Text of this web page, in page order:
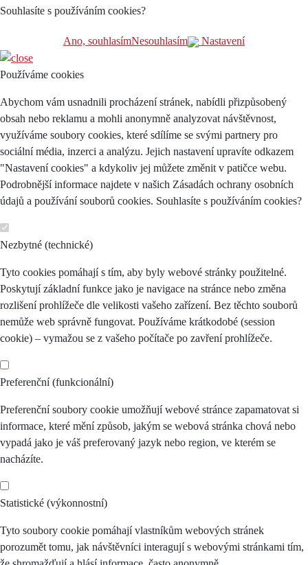
Souhlasíte s používáním cookies?
Ano, souhlasímNesouhlasím Nastavení
Používáme cookies
Abychom vám usnadnili procházení stránek, nabídli přizpůsobený
obsah nebo reklamu a mohli anonymně analyzovat návštěvnost,
využíváme soubory cookies, které sdílíme se svými partnery pro
sociální média, inzerci a analýzu. Jejich nastavení upravíte odkazem
"Nastavení cookies" a kdykoliv jej můžete změnit v patičce webu.
Podrobnější informace najdete v našich Zásadách ochrany osobních
údajů a používání souborů cookies. Souhlasíte s používáním cookies?
Nezbytné (technické)
Tyto cookies pomáhají s tím, aby byly webové stránky použitelné.
Poskytují základní funkce jako je navigace na stránce nebo změna
rozlišení prohlížeče dle velikosti vašeho zařízení. Bez těchto souborů
nemůže web správně fungovat. Používáme krátkodobé (session
cookie) – vymažou se z vašeho počítače po zavření prohlížeče.
Preferenční (funkcionální)
Preferenční soubory cookie umožňují webové stránce zapamatovat si
informace, které mění způsob, jakým se webová stránka chová nebo
vypadá jako je váš preferovaný jazyk nebo region, ve kterém se
nacházíte.
Statistické (výkonnostní)
Tyto soubory cookie pomáhají vlastníkům webových stránek
porozumět tomu, jak návštěvníci interagují s webovými stránkami tím,